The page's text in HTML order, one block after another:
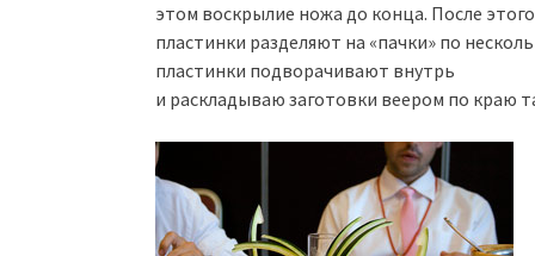
этом воскрылие ножа до конца. После этого
пластинки разделяют на «пачки» по
пластинки подворачивают внутрь
и раскладываю заготовки веером по краю